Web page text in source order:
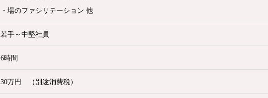
・場のファシリテーション 他
若手～中堅社員
6時間
30万円 （別途消費税）